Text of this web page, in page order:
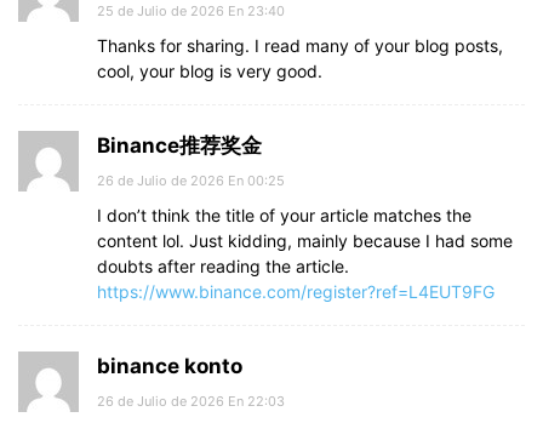
25 de Julio de 2026 En 23:40
Thanks for sharing. I read many of your blog posts,
cool, your blog is very good.
Binance推荐奖金
26 de Julio de 2026 En 00:25
I don’t think the title of your article matches the
content lol. Just kidding, mainly because I had some
doubts after reading the article.
https://www.binance.com/register?ref=L4EUT9FG
binance konto
26 de Julio de 2026 En 22:03